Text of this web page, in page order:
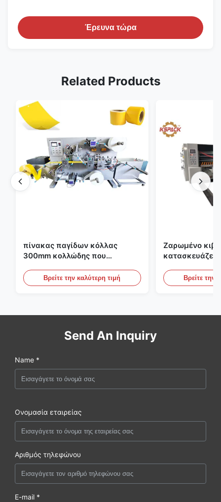
Έρευνα τώρα
Related Products
πίνακας παγίδων κόλλας
300mm κολλώδης που
γεωργίαΒρείτε την καλύτερη τιμή
Ζαρωμένο
κατασκευάζει
το ζαρωμένο
Βρείτε την
Send An Inquiry
Name *
Ονομασία εταιρείας
Αριθμός τηλεφώνου
E-mail *